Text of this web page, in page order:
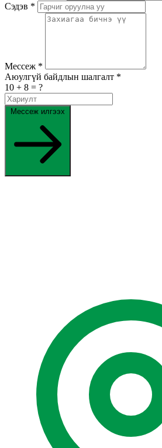
Сэдэв *
Мессеж *
Аюулгүй байдлын шалгалт *
10 + 8 = ?
Мессеж илгээх